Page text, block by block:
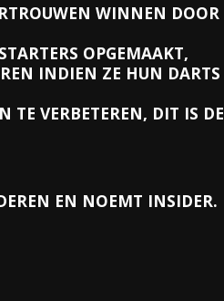
WINNEN DOOR
OPGEMAAKT,
INDIEN ZE HUN DARTS
TE VERBETEREN, DIT IS DE
EN NOEMT INSIDER.